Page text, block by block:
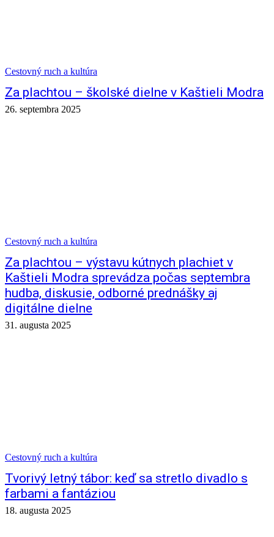
Cestovný ruch a kultúra
Za plachtou – školské dielne v Kaštieli Modra
26. septembra 2025
Cestovný ruch a kultúra
Za plachtou – výstavu kútnych plachiet v
Kaštieli Modra sprevádza počas septembra
hudba, diskusie, odborné prednášky aj
digitálne dielne
31. augusta 2025
Cestovný ruch a kultúra
Tvorivý letný tábor: keď sa stretlo divadlo s
farbami a fantáziou
18. augusta 2025